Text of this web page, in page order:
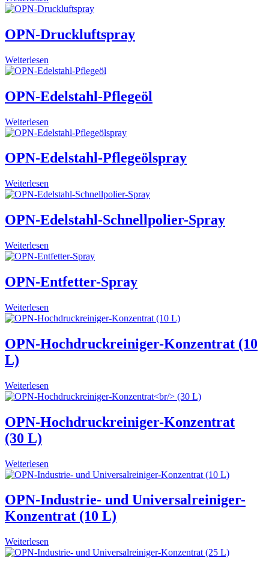
OPN-Druckluftspray
Weiterlesen
OPN-Edelstahl-Pflegeöl
Weiterlesen
OPN-Edelstahl-Pflegeölspray
Weiterlesen
OPN-Edelstahl-Schnellpolier-Spray
Weiterlesen
OPN-Entfetter-Spray
Weiterlesen
OPN-Hochdruckreiniger-Konzentrat (10
L)
Weiterlesen
OPN-Hochdruckreiniger-Konzentrat
(30 L)
Weiterlesen
OPN-Industrie- und Universalreiniger-
Konzentrat (10 L)
Weiterlesen